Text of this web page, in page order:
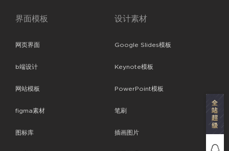
界面模板
网页界面
b端设计
网站模板
figma素材
图标库
设计素材
Google Slides模板
Keynote模板
PowerPoint模板
笔刷
插画图片